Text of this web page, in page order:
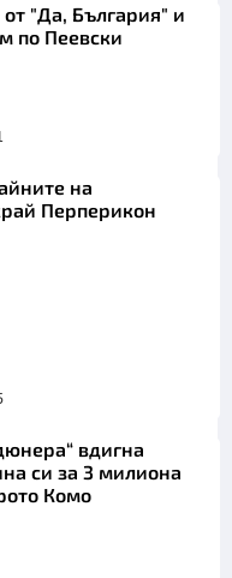
"Да, България" и
по Пеевски
на
Перперикон
вдигна
си за 3 милиона
Комо